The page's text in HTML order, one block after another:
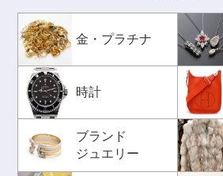
金・プラチナ
時計
ブランド
ジュエリー